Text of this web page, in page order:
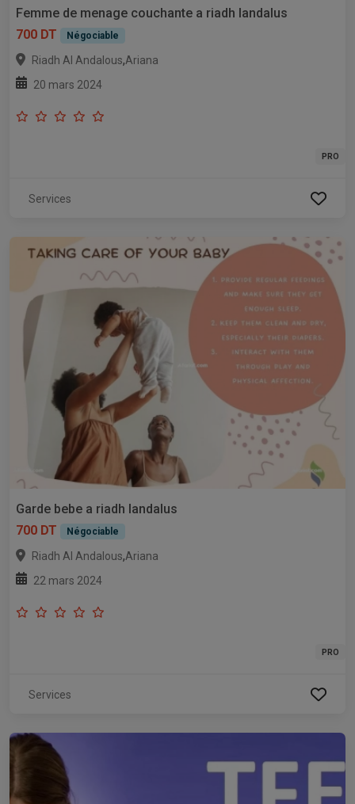
Femme de menage couchante a riadh landalus
700 DT
Négociable
Riadh Al Andalous,Ariana
20 mars 2024
PRO
Services
Garde bebe a riadh landalus
700 DT
Négociable
Riadh Al Andalous,Ariana
22 mars 2024
PRO
Services